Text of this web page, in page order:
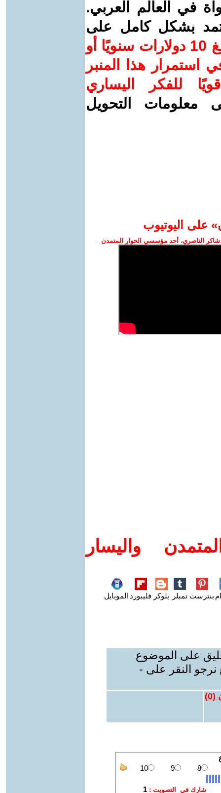
في العالم العربي.
بشكل كامل على
ساهم/ي معنا! بدعمكم بمبلغ 10 دولارات سنويًا أو
استمرار هذا المنبر
للفكر اليساري
معلومات التحويل
على اليوتيوب
الناصري، أحد مؤسسي الحوار المتمدن
واليسار
بنترست تمبلر بلوكر فليبورد الموبايل
على الموضوع
نرجو النقر على -
(
0
)